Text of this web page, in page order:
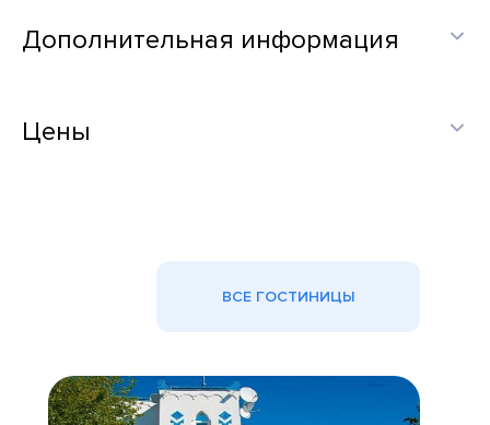
Дополнительная информация
Цены
ВСЕ ГОСТИНИЦЫ